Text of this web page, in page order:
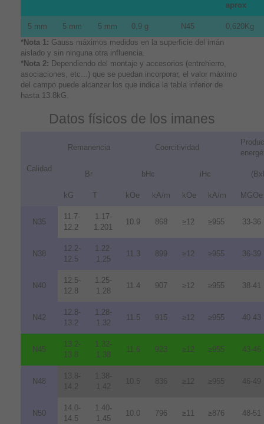
aprox
5 mm 5 mm 5 mm 0,9 g N45
0,620Kg
*Nota 1: Gauss máximos medidos en la superficie del imán
aislado y sin ninguna otra influencia.
*Nota 2: Dependiendo del montaje y accesorios (entrehierro,
asociaciones, etc...) que se puedan incorporar, el valor máximo
del campo puede alcanzar los que indica la tabla inferior de
hasta 13.8kG.
Datos físicos de los imanes
Calidad
Remanencia Coercitividad
Br bHc iHc
kG T kOe kA/m kOe kA/m MGOe
N35
11.7-
12.2
1.17-
1.201
10.9 868 ≥12 ≥955 33-36
N38
12.2-
12.5
1.22-
1.25
11.3 899 ≥12 ≥955 36-39
N40
12.5-
12.8
1.25-
1.28
11.4 907 ≥12 ≥955 38-41
N42
12.8-
13.2
1.28-
1.32
11.5 915 ≥12 ≥955 40-43
N45
13.2-
13.8
1.32-
1.38
11.6 923 ≥12 ≥955 43-46
N48
13.8-
14.2
1.38-
1.42
10.5 836 ≥12 ≥955 46-49
N50
14.0-
14.5
1.40-
1.45
10.0 796 ≥11 ≥876 48-51